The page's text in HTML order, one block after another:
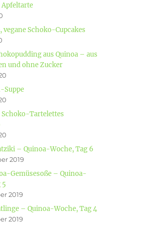
vegane Schoko-Cupcakes
aus Quinoa – aus
und ohne Zucker
Suppe
Tartelettes
– Quinoa-Woche, Tag 6
2019
Gemüsesoße – Quinoa-
5
2019
– Quinoa-Woche, Tag 4
2019